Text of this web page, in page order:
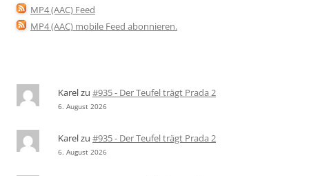
MP4 (AAC) Feed
MP4 (AAC) mobile Feed abonnieren.
Karelzu #935 - Der Teufel trägt Prada 2
6. August 2026
Karelzu #935 - Der Teufel trägt Prada 2
6. August 2026